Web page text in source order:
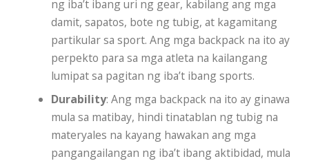
ng iba’t ibang uri ng gear, kabilang ang mga
damit, sapatos, bote ng tubig, at kagamitang
partikular sa sport. Ang mga backpack na ito ay
perpekto para sa mga atleta na kailangang
lumipat sa pagitan ng iba’t ibang sports.
Durability: Ang mga backpack na ito ay ginawa
mula sa matibay, hindi tinatablan ng tubig na
materyales na kayang hawakan ang mga
pangangailangan ng iba’t ibang aktibidad, mula